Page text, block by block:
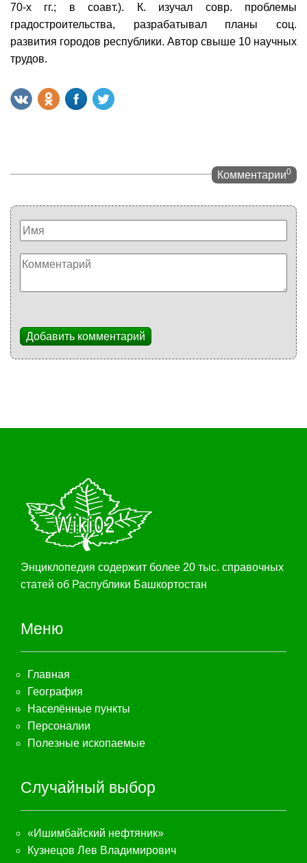
70-х гг.; в соавт.). К. изучал совр. проблемы
градостроительства, разрабатывал планы соц.
развития городов республики. Автор свыше 10 научных
трудов.
Комментарии0
Добавить комментарий
Энциклопедия содержит более 20 тыс. справочных
статей об Распублики Башкортостан
Меню
Главная
География
Населённые пункты
Персоналии
Полезные ископаемые
Случайный выбор
«Ишимбайский нефтяник»
Кузнецов Лев Владимирович